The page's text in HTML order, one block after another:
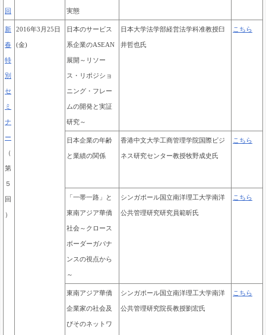
回 実態
新
春
特
別
セ
ミ
ナ
ー
（
第
５
回
）
2016年3月25日
(金)
日本のサービス
系企業のASEAN
展開～リソー
ス・リポジショ
ニング・フレー
ムの開発と実証
研究～
日本大学法学部経営法学科准教授臼
井哲也氏
こちら
日本企業の年齢
と業績の関係
香港中文大学工商管理学院国際ビジ
ネス研究センター教授牧野成史氏
こちら
「一帯一路」と
東南アジア華僑
社会～クロース
ボーダーガバナ
ンスの視点から
～
シンガポール国立南洋理工大学南洋
公共管理研究研究員範昕氏
こちら
東南アジア華僑
企業家の社会及
びそのネットワ
シンガポール国立南洋理工大学南洋
公共管理研究院長教授劉宏氏
こちら